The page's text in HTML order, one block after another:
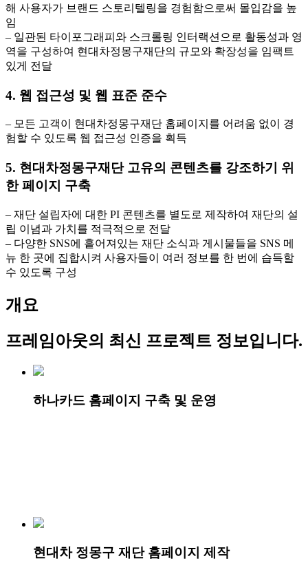
해 사용자가 브랜드 스토리텔링을 경험함으로써 몰입감을 높
임
– 일관된 타이포그래피와 스크롤링 인터랙션으로 활동성과 영
역을 구성하여 현대차정몽구재단의 규모와 확장성을 임팩트
있게 전달
4. 웹 접근성 및 웹 표준 준수
– 모든 고객이 현대차정몽구재단 홈페이지를 어려움 없이 경
험할 수 있도록 웹 접근성 인증을 획득
5. 현대차정몽구재단 고유의 콘텐츠를 강조하기 위
한 페이지 구축
– 재단 설립자에 대한 PI 콘텐츠를 별도로 제작하여 재단의 설
립 이념과 가치를 적극적으로 전달
– 다양한 SNS에 흩어져있는 재단 소식과 게시물들을 SNS 메
뉴 한 곳에 집합시켜 사용자들이 여러 정보를 한 번에 습득할
수 있도록 구성
개요
프레임아웃의 최신 프로젝트 정보입니다.
하나카드 홈페이지 구축 및 운영
현대차 정몽구 재단 홈페이지 제작